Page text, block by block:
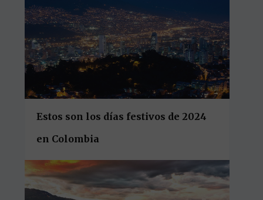
Estos son los días festivos de 2024
en Colombia